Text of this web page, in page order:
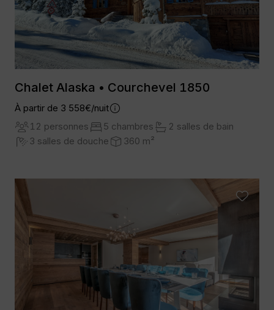
Chalet Alaska • Courchevel 1850
À partir de 3 558€/nuit
12 personnes
5 chambres
2 salles de bain
3 salles de douche
360 m²